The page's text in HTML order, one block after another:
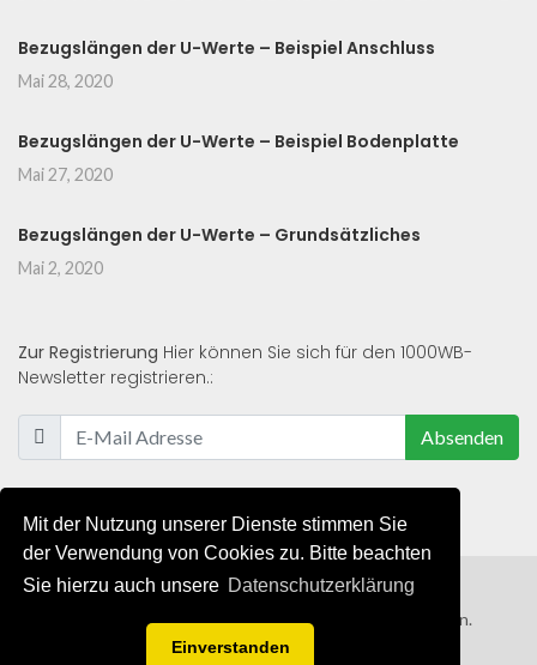
Mit der Nutzung unserer Dienste stimmen Sie
der Verwendung von Cookies zu. Bitte beachten
Sie hierzu auch unsere Datenschutzerklärung
Einverstanden
Bezugslängen der U-Werte – Beispiel Anschluss
Mai 28, 2020
Bezugslängen der U-Werte – Beispiel Bodenplatte
Mai 27, 2020
Bezugslängen der U-Werte – Grundsätzliches
Mai 2, 2020
Zur Registrierung Hier können Sie sich für den 1000WB-
Newsletter registrieren.:
Absenden
© 2019 - 2021 - Alle Rechte von 1000WB vorbehalten.
AGB/Datenschutzerklärung